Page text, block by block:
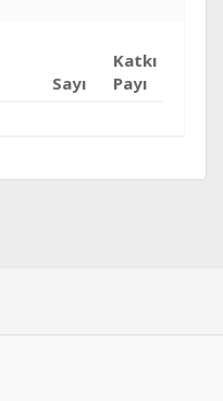
Sayı
Katkı
Payı